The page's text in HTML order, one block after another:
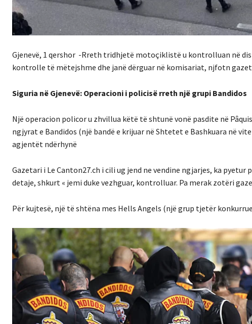
Gjenevë, 1 qershor -Rreth tridhjetë motoçiklistë u kontrolluan në
kontrolle të mëtejshme dhe janë dërguar në komisariat, njfotn
Siguria në Gjenevë: Operacioni i policisë rreth një grupi Bandidos
Një operacion policor u zhvillua këtë të shtunë vonë pasdite në
ngjyrat e Bandidos (një bandë e krijuar në Shtetet e Bashkuara në
agjentët ndërhynë
Gazetari i Le Canton27.ch i cili ug jend ne vendine ngjarjes, ka
detaje, shkurt « jemi duke vezhguar, kontrolluar. Pa merak zotëri
Për kujtesë, një të shtëna mes Hells Angels (një grup tjetër